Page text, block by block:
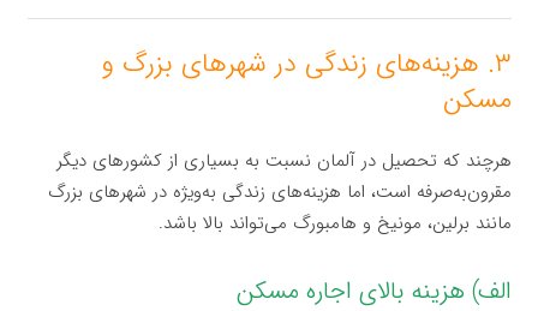
۳. هزینه‌های زندگی در شهرهای بزرگ و
مسکن
هرچند که تحصیل در آلمان نسبت به بسیاری از کشورهای دیگر
مقرون‌به‌صرفه است، اما هزینه‌های زندگی به‌ویژه در شهرهای بزرگ
مانند برلین، مونیخ و هامبورگ می‌تواند بالا باشد.
الف) هزینه بالای اجاره مسکن